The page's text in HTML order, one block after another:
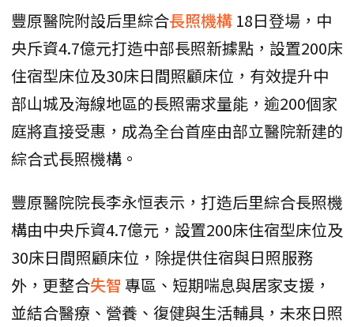
豐原醫院附設后里綜合長照機構 18日登場，中
央斥資4.7億元打造中部長照新據點，設置200床
住宿型床位及30床日間照顧床位，有效提升中
部山城及海線地區的長照需求量能，逾200個家
庭將直接受惠，成為全台首座由部立醫院新建的
綜合式長照機構。
豐原醫院院長李永恒表示，打造后里綜合長照機
構由中央斥資4.7億元，設置200床住宿型床位及
30床日間照顧床位，除提供住宿與日照服務
外，更整合失智 專區、短期喘息與居家支援，
並結合醫療、營養、復健與生活輔具，未來日照